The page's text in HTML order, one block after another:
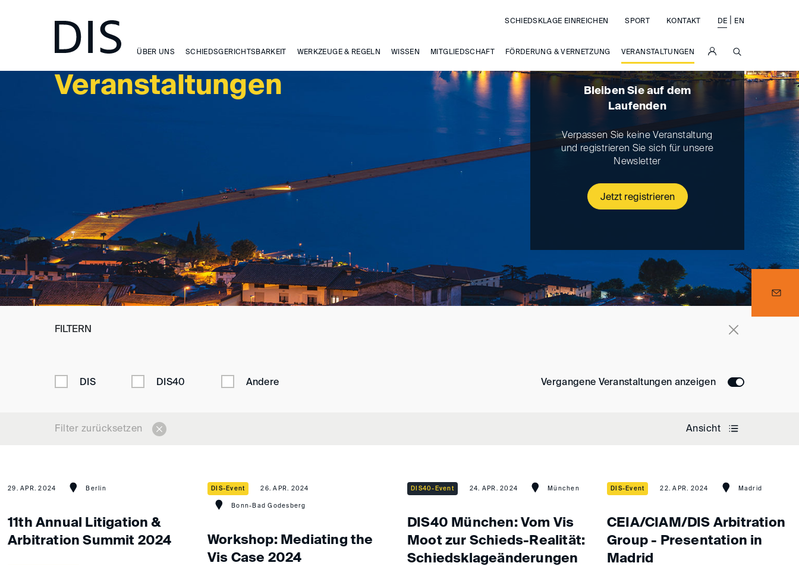
ÜBER UNS SCHIEDSGERICHTSBARKEIT WERKZEUGE & REGELN WISSEN MITGLIEDSCHAFT FÖRDERUNG & VERNETZUNG VERANSTALTUNGEN
SCHIEDSKLAGE EINREICHEN SPORT KONTAKT DE EN
Veranstaltungen
VERANSTALTUNGEN
Bleiben Sie auf dem
Laufenden
Verpassen Sie keine Veranstaltung
und registrieren Sie sich für unsere
Newsletter
Jetzt registrieren
FILTERN
DIS DIS40 Andere Vergangene Veranstaltungen anzeigen
Filter zurücksetzen Ansicht
29. APR. 2024 Berlin
11th Annual Litigation &
Arbitration Summit 2024
DIS-Event 26. APR. 2024
Bonn-Bad Godesberg
Workshop: Mediating the
Vis Case 2024
DIS40-Event 24. APR. 2024 München
DIS40 München: Vom Vis
Moot zur Schieds-Realität:
Schiedsklageänderungen
DIS-Event 22. APR. 2024 Madrid
CEIA/CIAM/DIS Arbitration
Group - Presentation in
Madrid